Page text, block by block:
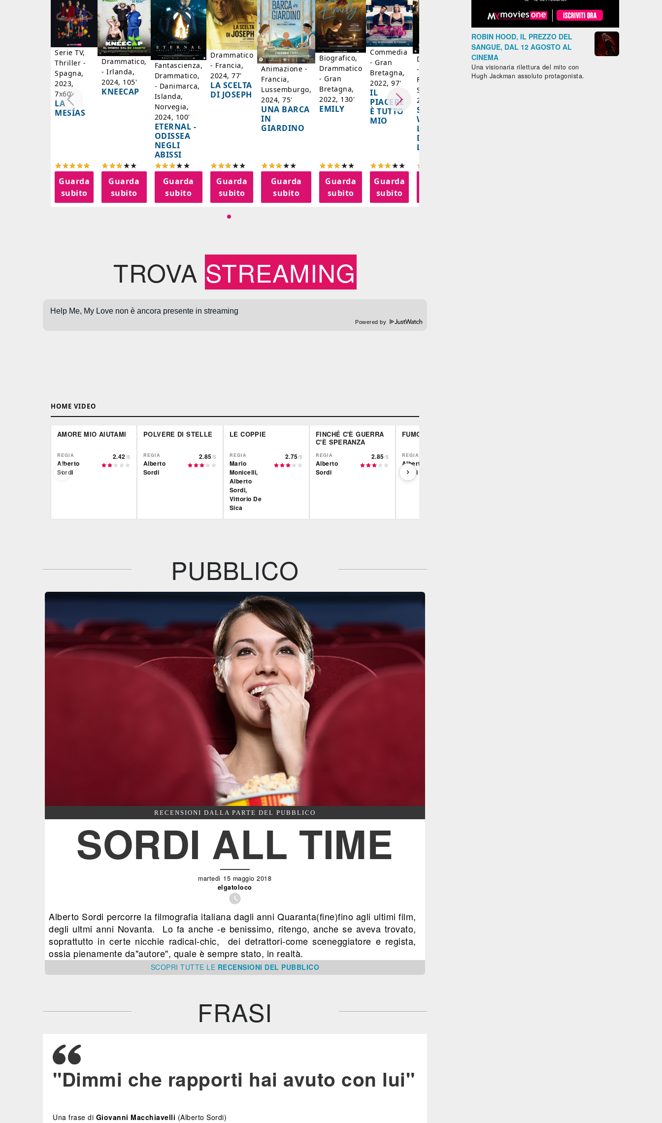
Serie TV,
Thriller -
Spagna,
2023,
7x60'
LA
MESÍAS
Guarda
subito
Drammatico,
- Irlanda,
2024, 105'
KNEECAP
Guarda
subito
Fantascienza,
Drammatico,
- Danimarca,
Islanda,
Norvegia,
2024, 100'
ETERNAL -
ODISSEA
NEGLI
ABISSI
Guarda
subito
Drammatico
- Francia,
2024, 77'
LA SCELTA
DI JOSEPH
Guarda
subito
Animazione -
Francia,
Lussemburgo,
2024, 75'
UNA BARCA
IN
GIARDINO
Guarda
subito
Biografico,
Drammatico
- Gran
Bretagna,
2022, 130'
EMILY
Guarda
subito
Commedia
- Gran
Bretagna,
2022, 97'
IL
PIACERE
È TUTTO
MIO
Guarda
subito
Drammatico
- Giappone,
Francia,
Singapore,
2024, 105'
SPIRIT
WORLD -
LA FESTA
DELLE
LANTERNE
LA DIVINA
DI FRANCIA
- SARAH
BERNHARDT
Paesi Bassi,
Cile, 2025,
85'
IL
AZZURRO
LA
GAZZA
LADRA
TROVA STREAMING
Powered by
HOME VIDEO
AMORE MIO AIUTAMI
REGIA
Alberto
Sordi
2.42/5
POLVERE DI STELLE
REGIA
Alberto
Sordi
2.85/5
LE COPPIE
REGIA
Mario
Monicelli,
Alberto
Sordi,
Vittorio De
Sica
2.75/5
FINCHÉ C'È GUERRA
C'È SPERANZA
REGIA
Alberto
Sordi
2.85/5
FUMO DI LONDRA
REGIA
Alberto
Sordi
PUBBLICO
RECENSIONI DALLA PARTE DEL PUBBLICO
SORDI ALL TIME
martedì 15 maggio 2018
elgatoloco

Alberto Sordi percorre la filmografia italiana dagli anni Quaranta(fine)fino agli ultimi film,
degli ultmi anni Novanta. Lo fa anche -e benissimo, ritengo, anche se aveva trovato,
soprattutto in certe nicchie radical-chic, dei detrattori-come sceneggiatore e regista,
ossia pienamente da"autore", quale è sempre stato, in realtà.
SCOPRITUTTE LE RECENSIONI DEL PUBBLICO
FRASI
"Dimmi che rapporti hai avuto con lui"
Una frase di Giovanni Macchiavelli (Alberto Sordi)
ROBIN HOOD, IL PREZZO DEL
SANGUE, DAL 12 AGOSTO AL
CINEMA
Una visionaria rilettura del mito con
Hugh Jackman assoluto protagonista.